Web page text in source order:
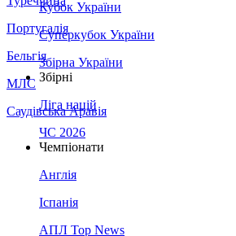
Португалія
Бельгія
МЛС
Саудівська Аравія
Кубок України
Суперкубок України
Збірна України
Збірні
Ліга націй
ЧС 2026
Чемпіонати
Англія
Іспанія
АПЛ Top News